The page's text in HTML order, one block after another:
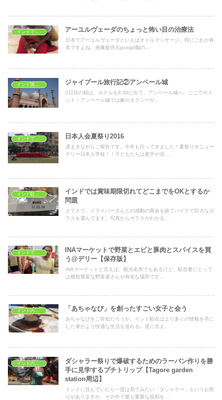
インドで学ぶ アーユルヴェーダのちょっと怖い目の治療法
日本でアーユルヴェーダといえばオイルマッサージ。特にこれが有
名ですよね。画像提供元googirl脳の...
ジャイプール旅行記②アンベール城
2日目の朝は、ホテルを8:30に出て、アンベール城へ。ここでポイ
ント！アンベール城では象のタクシーが...
インドで日本の文化 日本人会夏祭り2016
遅まきながらご報告です。今年も行ってきました！夏祭り＠ニュー
デリー日本人学校！！子どもたちは甚平や浴...
インドでは賞味期限切れてどこまでをOKとするか
問題
さてさて、ドライバーさんとの感動の再会を経てバイクで巨大なガ
ラスを運んでます。写真からガラスがわかる...
INAマーケットで野菜とエビと豚肉とスパイスを買
う@デリー【保存版】
INAマーケットと言えば、観光名所でもあるけど、駐在妻にとって
は種類豊富な野菜屋さんが有名な場所です...
インドの達人 「あちゃなび」を創ったすごい女子と会う
あちゃなびをご存知だろうか。インド駐在はより多くの情報を手に
した者がより快適な生活を送れる。逆に言え...
インドのイベント
ダシャラー祭りで爆破するためのラーバン作りを勝
手に見学するプチトリップ【Tagore garden
station周辺】
インドに住んでいたら一度は見てみたい「ダシャラー」というお祭
りがありますが、その中で最も重要な役割を...